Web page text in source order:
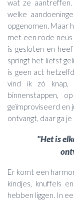
wat ze
welke
opgenomen. Maar
met een rode
is gesloten en
springt het liefst
is geen act
vind ik zó knap,
binnenstappen,
geïmproviseerd en
ontvangt, daar ga
"Het is
Er komt een
kindjes, knuffels
hebben liggen. In